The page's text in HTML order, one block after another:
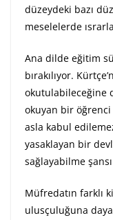
düzeydeki bazı
meselelerde
Ana dilde eğitim
bırakılıyor.
okutulabileceğine
okuyan bir
asla kabul
yasaklayan bir
sağlayabilme
Müfredatın farklı
ulusçuluğuna